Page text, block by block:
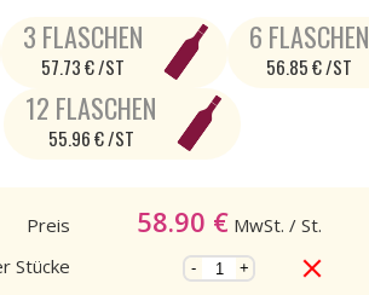
3 FLASCHEN
57.73 € /ST
6 FLASCHEN
56.85 € /ST
12 FLASCHEN
55.96 € /ST
Preis 58.90 € MwSt. / St.
Stücke
- +